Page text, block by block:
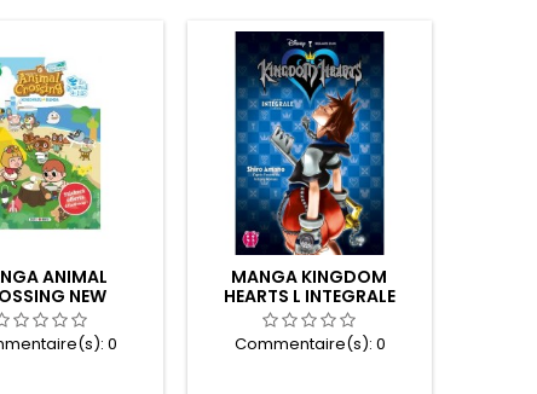
ANIMAL
NEW
TOME 01
0
MANGA KINGDOM
HEARTS L INTEGRALE
Commentaire(s):0